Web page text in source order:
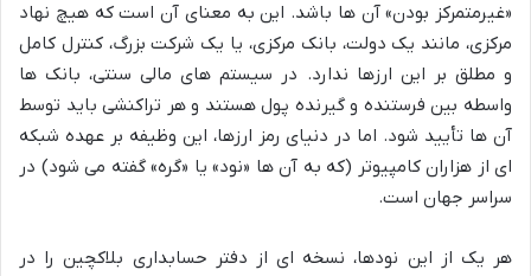
«غیرمتمرکز بودن» آن ها باشد. این به معنای آن است که هیچ نهاد
مرکزی، مانند یک دولت، بانک مرکزی، یا یک شرکت بزرگ، کنترل کامل
و مطلق بر این ارزها ندارد. در سیستم های مالی سنتی، بانک ها
واسطه بین فرستنده و گیرنده پول هستند و هر تراکنشی باید توسط
آن ها تأیید شود. اما در دنیای رمز ارزها، این وظیفه بر عهده شبکه
ای از هزاران کامپیوتر (که به آن ها «نود» یا «گره» گفته می شود) در
سراسر جهان است.
هر یک از این نودها، نسخه ای از دفتر حسابداری بلاکچین را در